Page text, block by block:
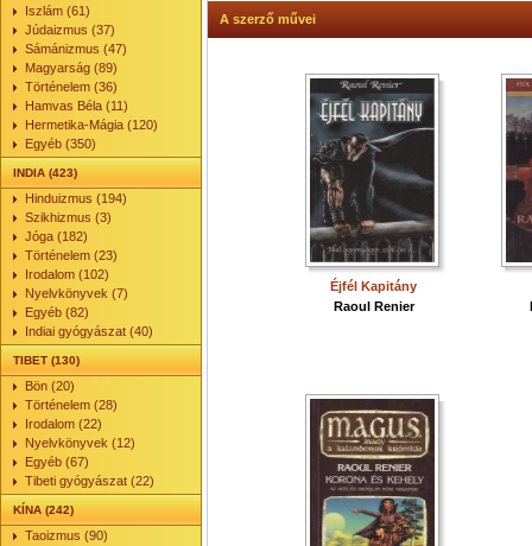
Iszlám (61)
Júdaizmus (37)
Sámánizmus (47)
Magyarság (89)
Történelem (36)
Hamvas Béla (11)
Hermetika-Mágia (120)
Egyéb (350)
INDIA (423)
Hinduizmus (194)
Szikhizmus (3)
Jóga (182)
Történelem (23)
Irodalom (102)
Nyelvkönyvek (7)
Egyéb (82)
Indiai gyógyászat (40)
TIBET (130)
Bön (20)
Történelem (28)
Irodalom (22)
Nyelvkönyvek (12)
Egyéb (67)
Tibeti gyógyászat (22)
KÍNA (242)
Taoizmus (90)
A szerző művei
Éjfél Kapitány
Raoul Renier